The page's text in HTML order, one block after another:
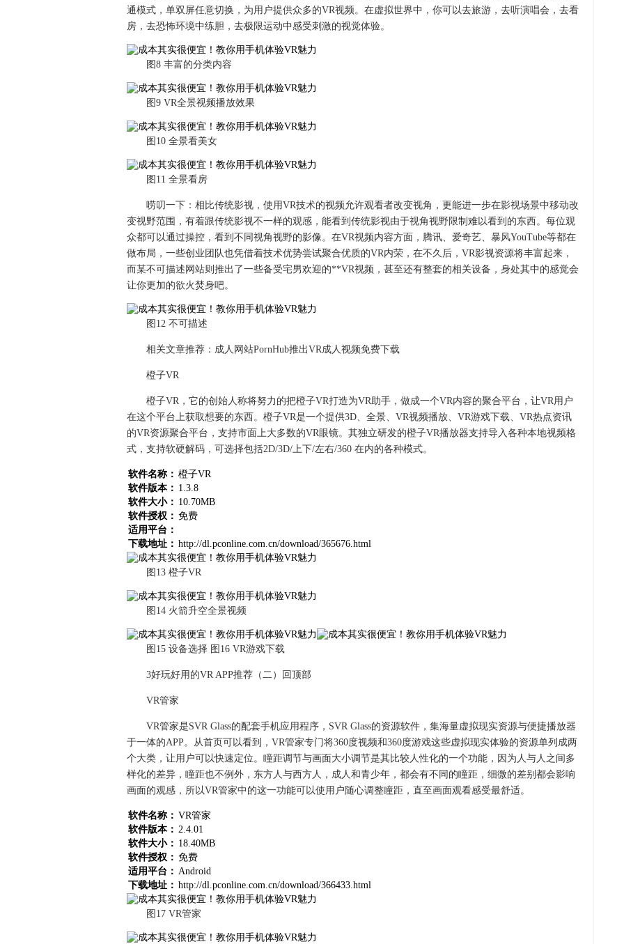
通模式，单双屏任意切换，为用户提供众多的VR视频。在虚拟世界中，你可以去旅游，去听演唱会，去看
房，去恐怖环境中练胆，去极限运动中感受刺激的视觉体验。
图8 丰富的分类内容
图9 VR全景视频播放效果
图10 全景看美女
图11 全景看房
唠叨一下：相比传统影视，使用VR技术的视频允许观看者改变视角，更能进一步在影视场景中移动改
变视野范围，有着跟传统影视不一样的观感，能看到传统影视由于视角视野限制难以看到的东西。每位观
众都可以通过操控，看到不同视角视野的影像。在VR视频内容方面，腾讯、爱奇艺、暴风YouTube等都在
做布局，一些创业团队也凭借着技术优势尝试聚合优质的VR内荣，在不久后，VR影视资源将丰富起来，
而某不可描述网站则推出了一些备受宅男欢迎的**VR视频，甚至还有整套的相关设备，身处其中的感觉会
让你更加的欲火焚身吧。
图12 不可描述
相关文章推荐：成人网站PornHub推出VR成人视频免费下载
橙子VR
橙子VR，它的创始人称将努力的把橙子VR打造为VR助手，做成一个VR内容的聚合平台，让VR用户
在这个平台上获取想要的东西。橙子VR是一个提供3D、全景、VR视频播放、VR游戏下载、VR热点资讯
的VR资源聚合平台，支持市面上大多数的VR眼镜。其独立研发的橙子VR播放器支持导入各种本地视频格
式，支持软硬解码，可选择包括2D/3D/上下/左右/360 在内的各种模式。
软件名称： 橙子VR
软件版本： 1.3.8
软件大小： 10.70MB
软件授权： 免费
适用平台：
下载地址： http://dl.pconline.com.cn/download/365676.html
图13 橙子VR
图14 火箭升空全景视频
图15 设备选择 图16 VR游戏下载
3好玩好用的VR APP推荐（二）回顶部
VR管家
VR管家是SVR Glass的配套手机应用程序，SVR Glass的资源软件，集海量虚拟现实资源与便捷播放器
于一体的APP。从首页可以看到，VR管家专门将360度视频和360度游戏这些虚拟现实体验的资源单列成两
个大类，让用户可以快速定位。瞳距调节与画面大小调节是其比较人性化的一个功能，因为人与人之间多
样化的差异，瞳距也不例外，东方人与西方人，成人和青少年，都会有不同的瞳距，细微的差别都会影响
画面的观感，所以VR管家中的这一功能可以使用户随心调整瞳距，直至画面观看感受最舒适。
软件名称： VR管家
软件版本： 2.4.01
软件大小： 18.40MB
软件授权： 免费
适用平台： Android
下载地址： http://dl.pconline.com.cn/download/366433.html
图17 VR管家